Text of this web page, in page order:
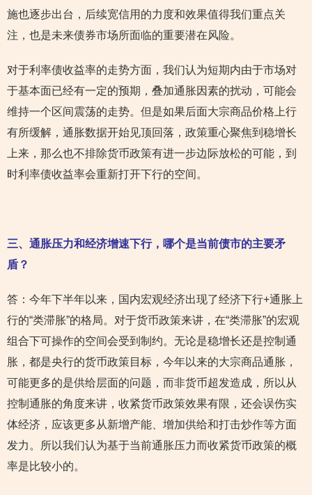
施也逐步出台，后续宽信用的力度和效果值得我们重点关
注，也是未来债券市场所面临的重要潜在风险。
对于利率债收益率的走势方面，我们认为短期内由于市场对
于基本面已经有一定的预期，叠加通胀因素的扰动，可能会
维持一个区间震荡的走势。但是如果后面大宗商品价格上行
有所缓解，通胀数据开始见顶回落，政策重心聚焦到稳增长
上来，那么也不排除货币政策有进一步边际放松的可能，到
时利率债收益率会重新打开下行的空间。
三、通胀压力和经济增速下行，哪个是当前债市的主要矛
盾？
答：今年下半年以来，国内宏观经济出现了经济下行+通胀上
行的“类滞胀”的格局。对于货币政策来讲，在“类滞胀”的宏观
组合下可操作的空间会受到制约。无论是稳增长还是控制通
胀，都是央行的货币政策目标，今年以来的大宗商品通胀，
可能更多的是供给层面的问题，而非货币超发造成，所以从
控制通胀的角度来讲，收紧货币政策效果有限，还会误伤实
体经济，应该更多从新增产能、增加供给和打击炒作等方面
发力。所以我们认为基于当前通胀压力而收紧货币政策的概
率是比较小的。